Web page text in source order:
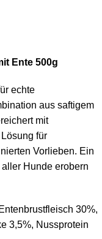
Ente 500g
echte
aus saftigem
mit
für
Vorlieben. Ein
Hunde erobern
30%,
3,5%, Nussprotein